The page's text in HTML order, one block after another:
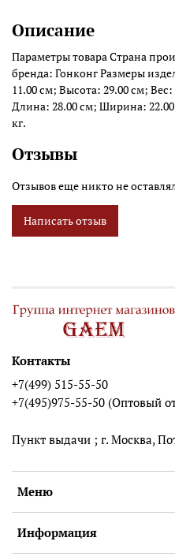
Описание
Параметры товара Страна
бренда: Гонконг Размеры
11.00 см; Высота: 29.00 см;
Длина: 28.00 см; Ширина:
кг.
Отзывы
Отзывов еще никто не
Написать отзыв
Меню
Информация
Контакты
+7(499) 515-55-50
+7(495)975-55-50 (Оптовый
Пункт выдачи ; г. Москва,